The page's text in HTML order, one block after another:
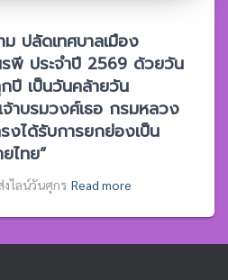
ปลัดเทศบาลเมือง
พี ประจำปี 2569 ด้วยวัน
เป็นวันคล้ายวัน
าบรมวงศ์เธอ กรมหลวง
งได้รับการยกย่องเป็น
ไทย”
งไลน์วันศุกร Read more